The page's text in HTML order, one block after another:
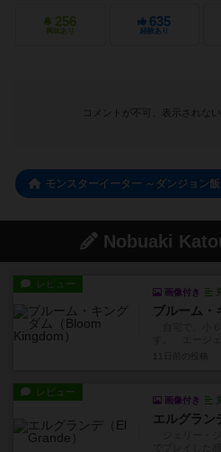
256
興味あり
635
経験あり
コメントが不可、表示されな
モンスターイーター ～ダンジョン
Nobuaki
レビュー
画像付き
ブルーム・
レビュー
画像付き
エルグラン